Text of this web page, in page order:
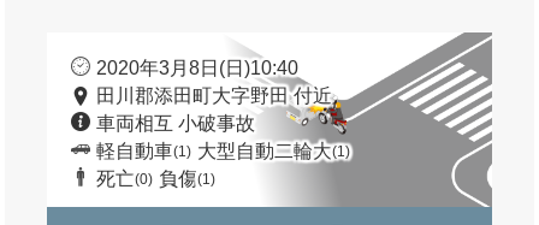
2020年3月8日(日)10:40
田川郡添田町大字野田 付近
車両相互 小破事故
軽自動車(1) 大型自動二輪大(1)
死亡(0) 負傷(1)